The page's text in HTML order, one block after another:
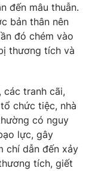
Việt
bằng AI
đến mâu thuẫn.
bản thân nên
đó chém vào
thương tích và
các tranh cãi,
chức tiệc, nhà
có nguy
lực, gây
chí dẫn đến xảy
tích, giết